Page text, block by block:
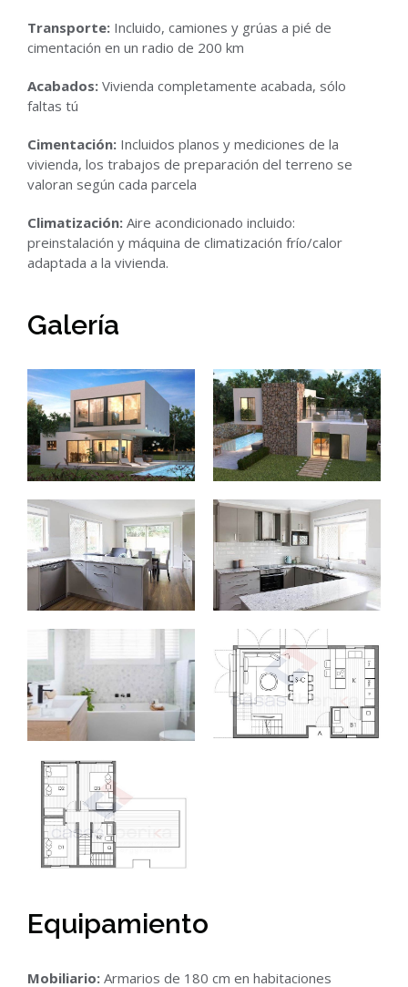
Transporte: Incluido, camiones y grúas a pié de
cimentación en un radio de 200 km
Acabados: Vivienda completamente acabada, sólo
faltas tú
Cimentación: Incluidos planos y mediciones de la
vivienda, los trabajos de preparación del terreno se
valoran según cada parcela
Climatización: Aire acondicionado incluido:
preinstalación y máquina de climatización frío/calor
adaptada a la vivienda.
Galería
Equipamiento
Mobiliario: Armarios de 180 cm en habitaciones